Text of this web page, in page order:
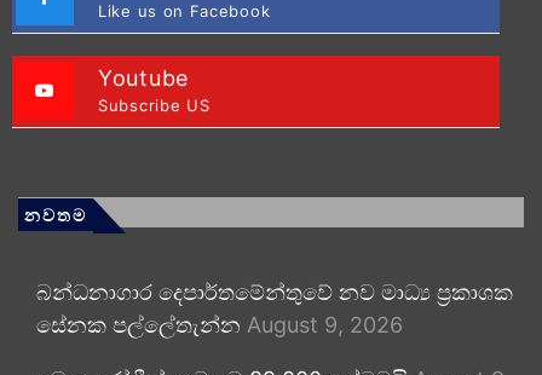
Like us on Facebook
Youtube
Subscribe US
නවතම
බන්ධනාගාර දෙපාර්තමේන්තුවේ නව මාධ්‍ය ප්‍රකාශක
සේනක පල්ලේතැන්න August 9, 2026